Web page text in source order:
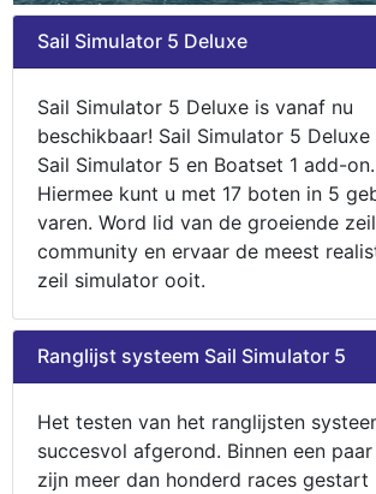
Sail Simulator 5 Deluxe
Sail Simulator 5 Deluxe is vanaf nu
beschikbaar! Sail Simulator 5
Sail Simulator 5 en Boatset 1 add-on.
Hiermee kunt u met 17 boten in 5
varen. Word lid van de groeiende zeil
community en ervaar de meest
zeil simulator ooit.
Ranglijst systeem Sail Simulator 5
Het testen van het ranglijsten
succesvol afgerond. Binnen een
zijn meer dan honderd races gestart